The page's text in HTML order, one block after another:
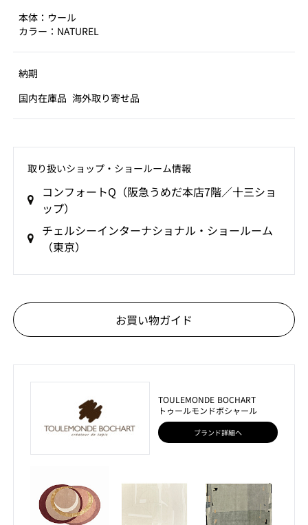
本体：ウール
カラー：NATUREL
納期
国内在庫品 海外取り寄せ品
取り扱いショップ‧ショールーム情報
コンフォートQ（阪急うめだ本店7階／十三ショ
ップ）
チェルシーインターナショナル・ショールーム
（東京）
お買い物ガイド
TOULEMONDE BOCHART
トゥールモンドボシャール
ブランド詳細へ